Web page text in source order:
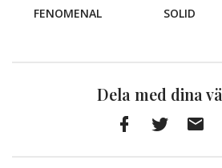
FENOMENAL SOLID
Dela med dina